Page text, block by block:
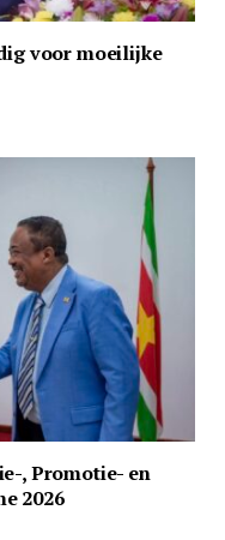
voor moeilijke
, Promotie- en
2026